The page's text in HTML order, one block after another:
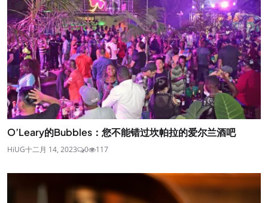
O’Leary的Bubbles：您不能错过坎帕拉的爱尔兰酒吧
HiUG十二月 14, 2023 0 117